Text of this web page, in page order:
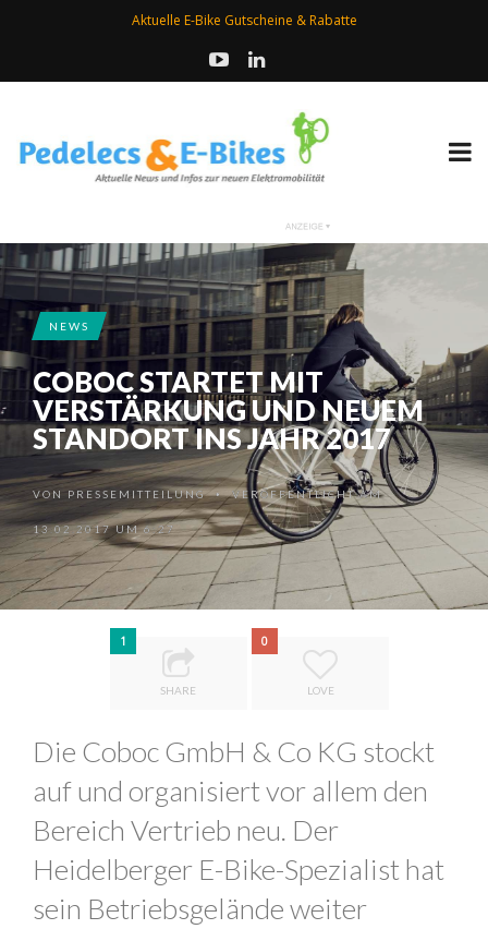
Aktuelle E-Bike Gutscheine & Rabatte
NEWS
COBOC STARTET MIT
VERSTÄRKUNG UND NEUEM
STANDORT INS JAHR 2017
VON PRESSEMITTEILUNG •VERÖFFENTLICHT AM
13.02.2017 UM 6:27
1
SHARE
0
LOVE
Die Coboc GmbH & Co KG stockt
auf und organisiert vor allem den
Bereich Vertrieb neu. Der
Heidelberger E-Bike-Spezialist hat
sein Betriebsgelände weiter